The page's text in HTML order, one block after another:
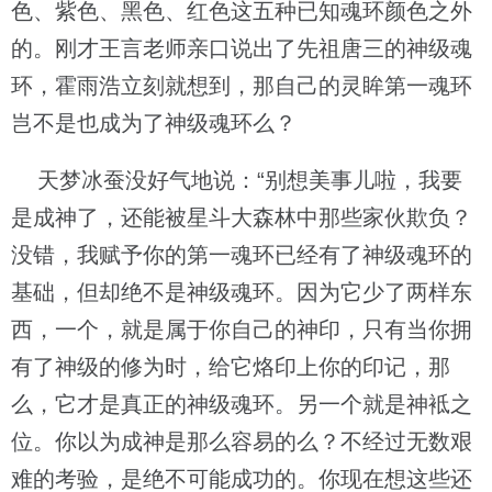
色、紫色、黑色、红色这五种已知魂环颜色之外
的。刚才王言老师亲口说出了先祖唐三的神级魂
环，霍雨浩立刻就想到，那自己的灵眸第一魂环
岂不是也成为了神级魂环么？
天梦冰蚕没好气地说：“别想美事儿啦，我要
是成神了，还能被星斗大森林中那些家伙欺负？
没错，我赋予你的第一魂环已经有了神级魂环的
基础，但却绝不是神级魂环。因为它少了两样东
西，一个，就是属于你自己的神印，只有当你拥
有了神级的修为时，给它烙印上你的印记，那
么，它才是真正的神级魂环。另一个就是神袛之
位。你以为成神是那么容易的么？不经过无数艰
难的考验，是绝不可能成功的。你现在想这些还